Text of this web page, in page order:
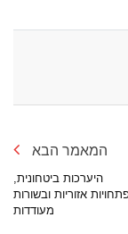
המאמר הבא
היערכות ביטחונית,
אזוריות ובשורות
מעודדות